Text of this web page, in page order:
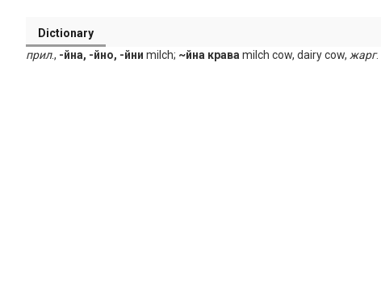
Dictionary
прил., -йна, -йно, -йни milch; ~йна крава milch cow, dairy cow, жарг.